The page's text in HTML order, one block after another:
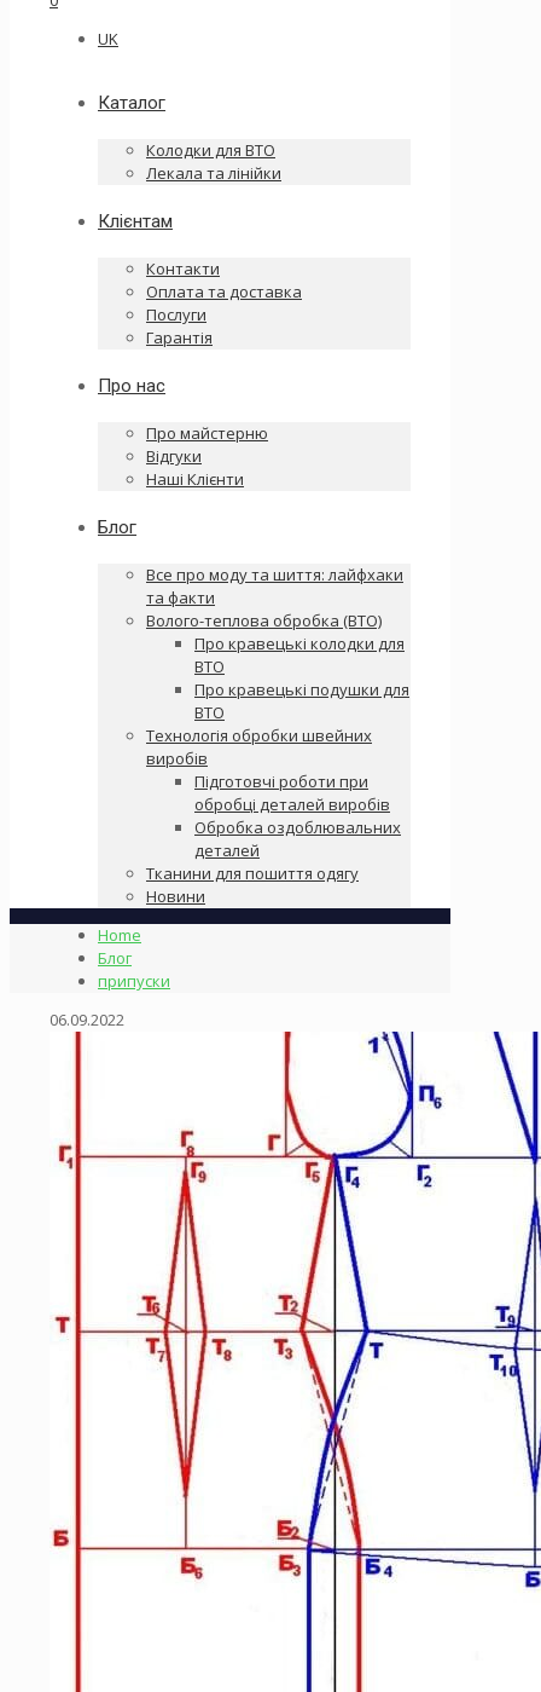
UK
Каталог
Колодки для ВТО
Лекала та лінійки
Клієнтам
Контакти
Оплата та доставка
Послуги
Гарантія
Про нас
Про майстерню
Відгуки
Наші Клієнти
Блог
Все про моду та шиття: лайфхаки
та факти
Волого-теплова обробка (ВТО)
Про кравецькі колодки для
ВТО
Про кравецькі подушки для
ВТО
Технологія обробки швейних
виробів
Підготовчі роботи при
обробці деталей виробів
Обробка оздоблювальних
деталей
Тканини для пошиття одягу
Новини
Home
Блог
припуски
06.09.2022